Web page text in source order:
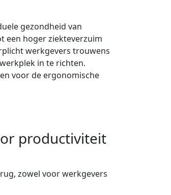
gezondheid van
een hoger ziekteverzuim
werkgevers trouwens
in te richten.
voor de ergonomische
productiviteit
zowel voor werkgevers